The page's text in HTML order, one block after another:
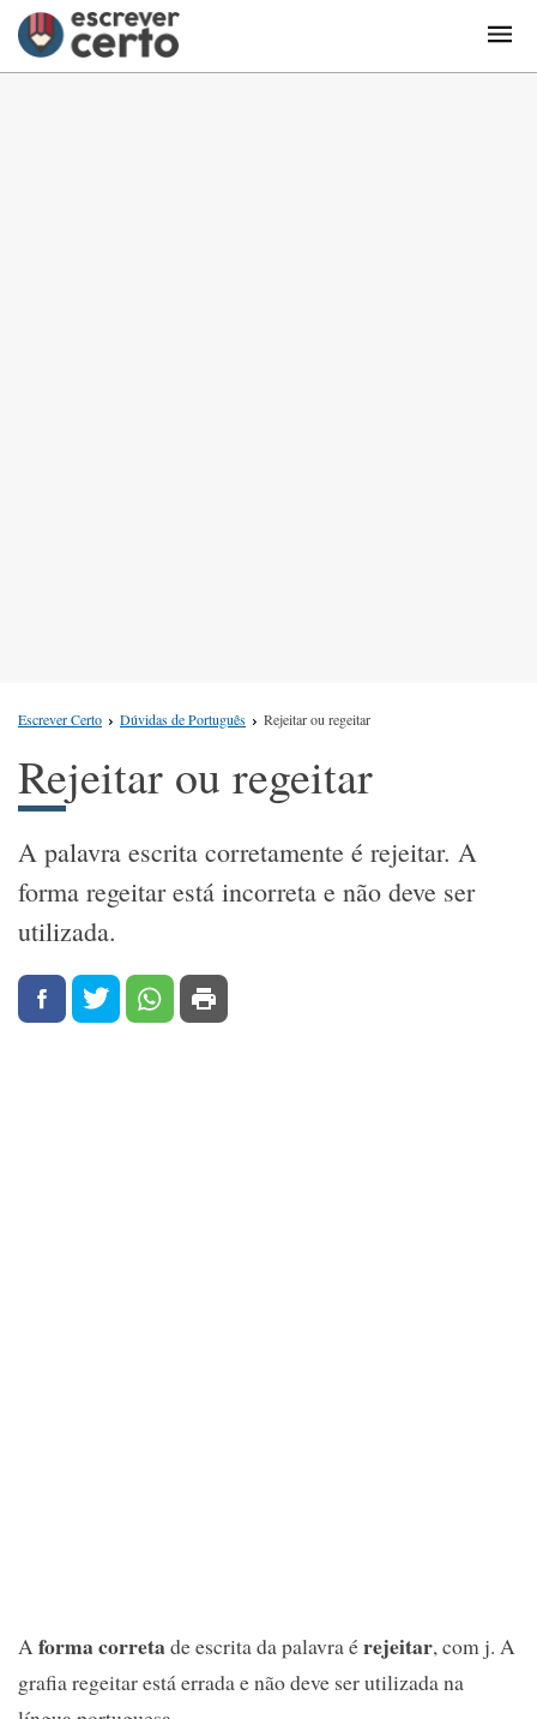
Escrever Certo Dúvidas de Português Rejeitar ou regeitar
Rejeitar ou regeitar
A palavra escrita corretamente é rejeitar. A
forma regeitar está incorreta e não deve ser
utilizada.
Aforma corretade escrita da palavra érejeitar, com j. A
grafia regeitar está errada e não deve ser utilizada na